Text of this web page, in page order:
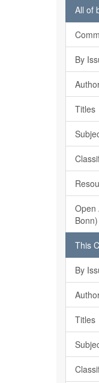
All of
By
Titles
Open
Bonn)
This
By
Titles